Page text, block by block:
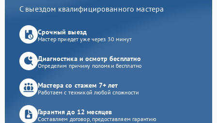
С выездом квалифицированного мастера
Срочный выезд
Мастер приедет уже через 30 минут
Диагностика и осмотр бесплатно
Определим причину поломки бесплатно
Мастера со стажем 7+ лет
Работаем с техникой любой сложности
Гарантия до 12 месяцев
Составляем договор, предоставляем гарантию